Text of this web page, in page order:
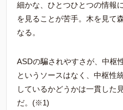
細かな、ひとつひとつの情報
を見ることが苦手。木を見て
なる。
ASDの騙されやすさが、中枢
というソースはなく、中枢性
しているかどうかは一貫した
だ。(※1)